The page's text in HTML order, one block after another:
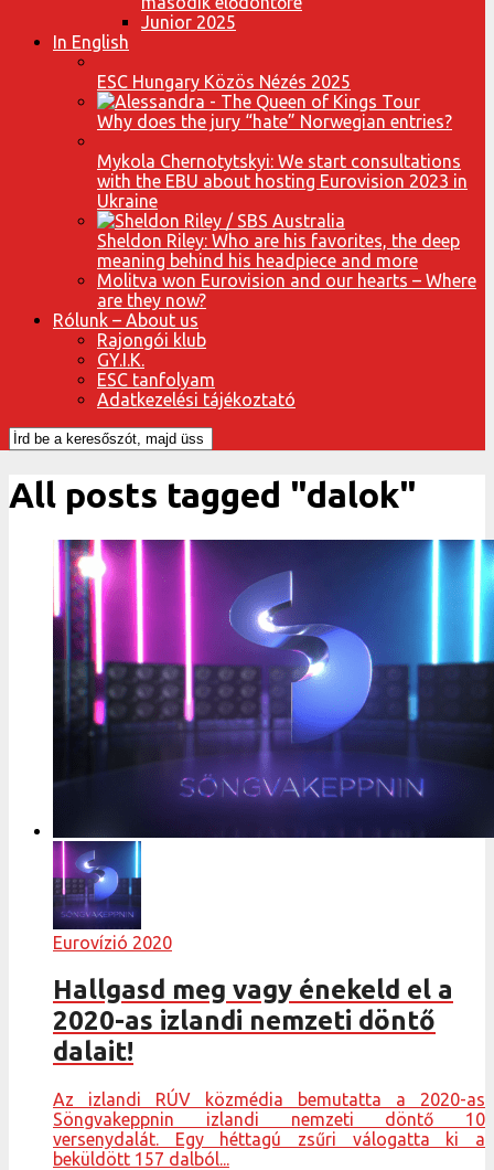
Junior 2025
In English
ESC Hungary Közös Nézés 2025
Why does the jury “hate” Norwegian entries?
Mykola Chernotytskyi: We start consultations
with the EBU about hosting Eurovision 2023 in
Ukraine
Sheldon Riley: Who are his favorites, the deep
meaning behind his headpiece and more
Molitva won Eurovision and our hearts – Where
are they now?
Rólunk – About us
Rajongói klub
GY.I.K.
ESC tanfolyam
Adatkezelési tájékoztató
All posts tagged "dalok"
Eurovízió 2020
Hallgasd meg vagy énekeld el a
2020-as izlandi nemzeti döntő
dalait!
Az izlandi RÚV közmédia bemutatta a 2020-as
Söngvakeppnin izlandi nemzeti döntő 10
versenydalát. Egy héttagú zsűri válogatta ki a
beküldött 157 dalból...